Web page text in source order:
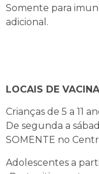
Somente para
adicional.
LOCAIS DE
Crianças de 5 a 11
De segunda a
SOMENTE no
Adolescentes a